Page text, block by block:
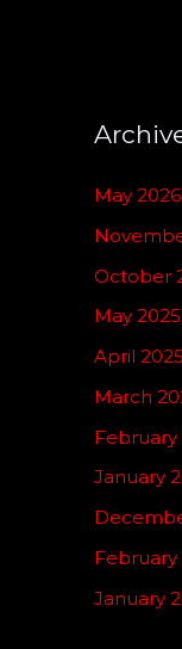
May 2026
October
May 2025
April 2025
March
February
January
February
January